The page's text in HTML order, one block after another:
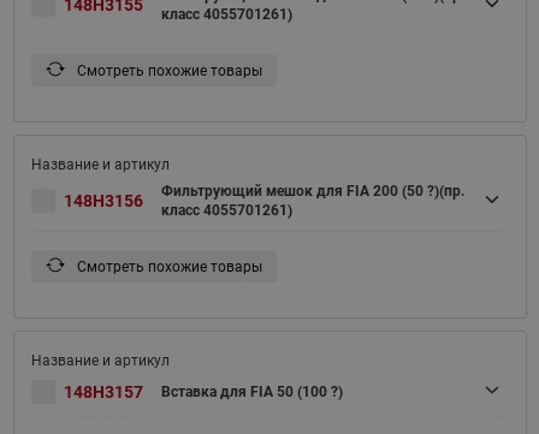
148H3155
класс 4055701261)
Смотреть похожие товары
148H3156
Фильтрующий мешок для FIA 200 (50 ?)(пр.
класс 4055701261)
Смотреть похожие товары
148H3157 Вставка для FIA 50 (100 ?)